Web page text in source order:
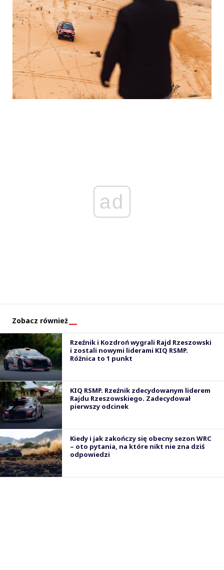
ad
Zobacz również
Rzeźnik i Kozdroń wygrali Rajd Rzeszowski
i zostali nowymi liderami KIQ RSMP.
Różnica to 1 punkt
KIQ RSMP. Rzeźnik zdecydowanym liderem
Rajdu Rzeszowskiego. Zadecydował
pierwszy odcinek
Kiedy i jak zakończy się obecny sezon WRC
– oto pytania, na które nikt nie zna dziś
odpowiedzi